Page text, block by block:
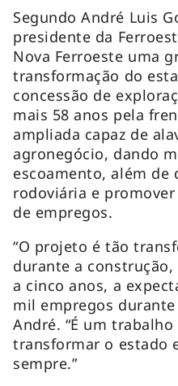
Segundo André Luis
presidente da
Nova Ferroeste uma
transformação do
concessão de
mais 58 anos pela
ampliada capaz de
agronegócio, dando
escoamento, além de
rodoviária e
de empregos.
“O projeto é tão
durante a
a cinco anos, a
mil empregos durante
André. “É um
transformar o estado
sempre.”